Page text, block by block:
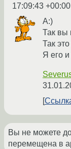
17:09:43 +00:00
А:)
Так вы
Так
Я его
Вы не можете
перемещена в